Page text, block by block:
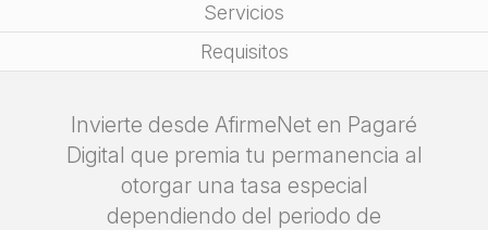
Servicios
Requisitos
Invierte desde AfirmeNet en Pagaré
Digital que premia tu permanencia al
otorgar una tasa especial
dependiendo del periodo de